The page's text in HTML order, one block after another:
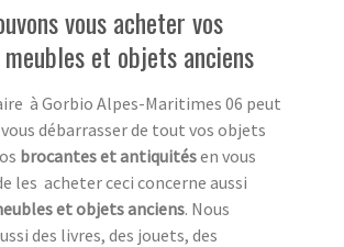
vous acheter vos
et objets anciens
à Gorbio Alpes-Maritimes 06 peut
débarrasser de tout vos objets
brocantes et antiquitésen vous
les acheter ceci concerne aussi
et objets anciens. Nous
des livres, des jouets, des